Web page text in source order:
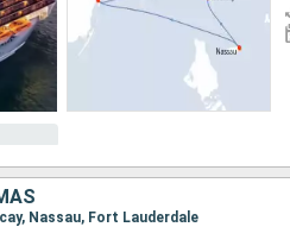
Nassau, Fort Lauderdale